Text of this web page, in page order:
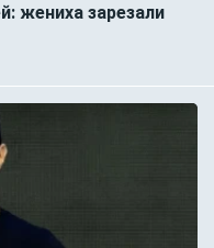
жениха зарезали